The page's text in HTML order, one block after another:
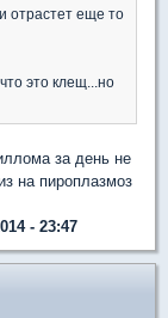
отрастет еще то
это клещ...но
за день не
на пироплазмоз
- 23:47